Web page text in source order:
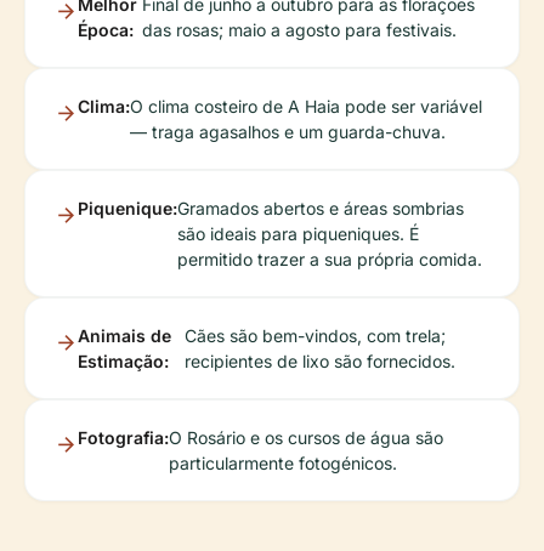
Melhor
Época:
Final de junho a outubro para as florações
das rosas; maio a agosto para festivais.
Clima:O clima costeiro de A Haia pode ser variável
— traga agasalhos e um guarda-chuva.
Piquenique:Gramados abertos e áreas sombrias
são ideais para piqueniques. É
permitido trazer a sua própria comida.
Animais de
Estimação:
Cães são bem-vindos, com trela;
recipientes de lixo são fornecidos.
Fotografia:O Rosário e os cursos de água são
particularmente fotogénicos.